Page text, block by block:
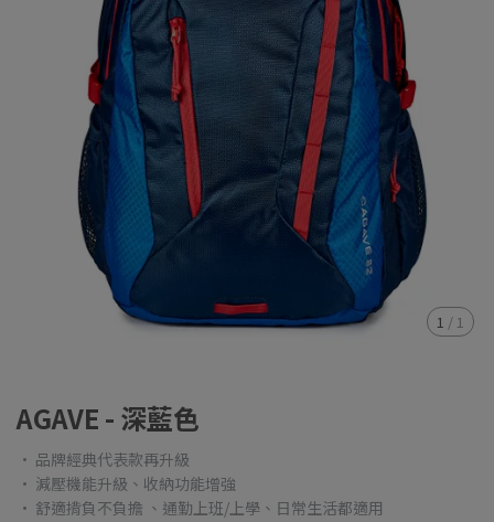
1 / 1
AGAVE - 深藍色
• 品牌經典代表款再升級
• 減壓機能升級、收納功能增強
• 舒適揹負不負擔 、通勤上班/上學、日常生活都適用